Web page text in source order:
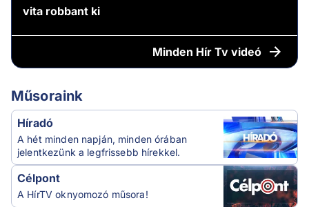
vita robbant ki
Minden Hír Tv videó
Műsoraink
Híradó
A hét minden napján, minden órában
jelentkezünk a legfrissebb hírekkel.
Célpont
A HírTV oknyomozó műsora!